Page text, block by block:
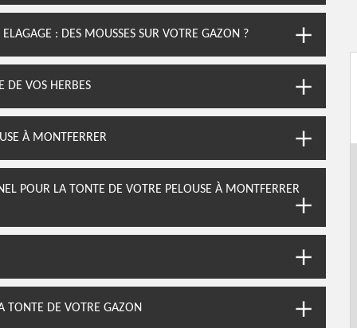
: DES MOUSSES SUR VOTRE GAZON ?
DE VOS HERBES
À MONTFERRER
POUR LA TONTE DE VOTRE PELOUSE À MONTFERRER
TONTE DE VOTRE GAZON